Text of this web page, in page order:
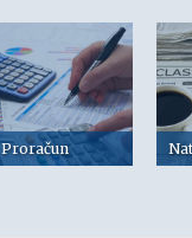
Proračun